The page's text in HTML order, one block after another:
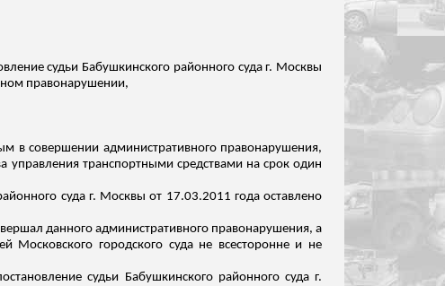
судьи Бабушкинского районного суда г. Москвы
правонарушении,
в совершении административного правонарушения,
управления транспортными средствами на срок один
суда г. Москвы от 17.03.2011 года оставлено
данного административного правонарушения, а
Московского городского суда не всесторонне и не
судьи Бабушкинского районного суда г.